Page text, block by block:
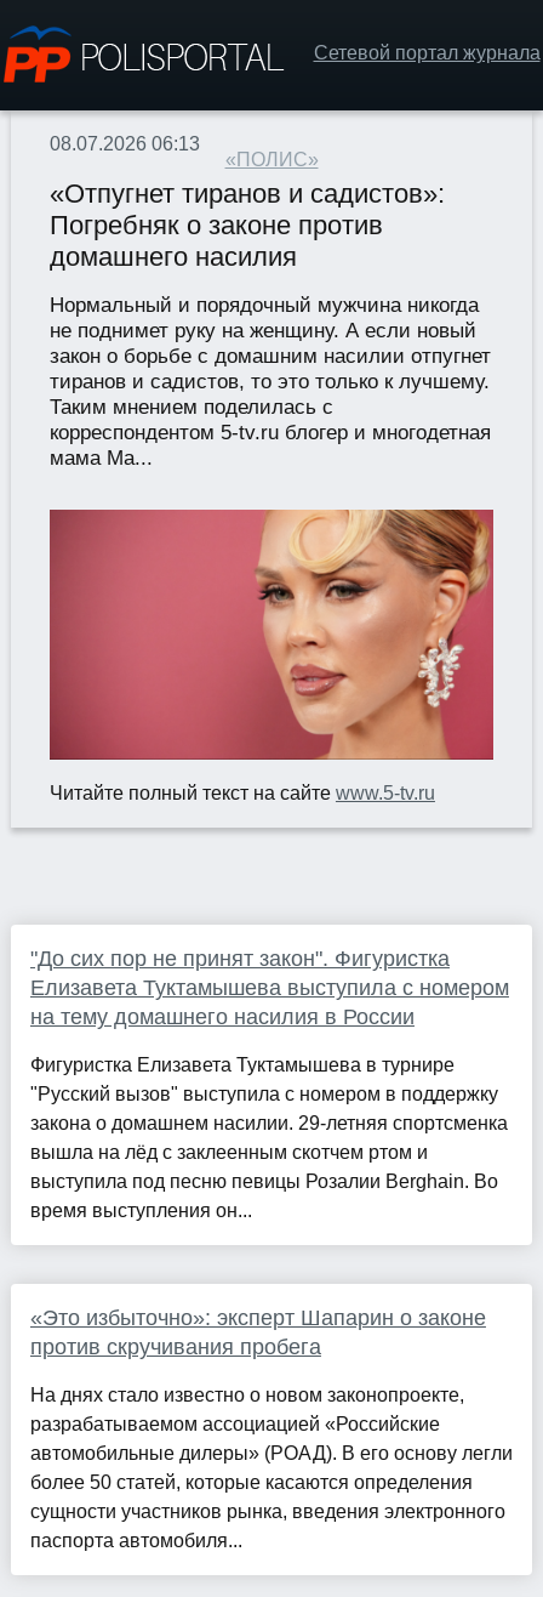
Сетевой портал журнала
«ПОЛИС»
08.07.2026 06:13
«Отпугнет тиранов и садистов»:
Погребняк о законе против
домашнего насилия
Нормальный и порядочный мужчина никогда
не поднимет руку на женщину. А если новый
закон о борьбе с домашним насилии отпугнет
тиранов и садистов, то это только к лучшему.
Таким мнением поделилась с
корреспондентом 5-tv.ru блогер и многодетная
мама Ма...
Читайте полный текст на сайте www.5-tv.ru
​​"До сих пор не принят закон". Фигуристка
Елизавета Туктамышева выступила с номером
на тему домашнего насилия в России
Фигуристка Елизавета Туктамышева в турнире
"Русский вызов" выступила с номером в поддержку
закона о домашнем насилии. 29-летняя спортсменка
вышла на лёд с заклеенным скотчем ртом и
выступила под песню певицы Розалии Berghain. Во
время выступления он...
«Это избыточно»: эксперт Шапарин о законе
против скручивания пробега
На днях стало известно о новом законопроекте,
разрабатываемом ассоциацией «Российские
автомобильные дилеры» (РОАД). В его основу легли
более 50 статей, которые касаются определения
сущности участников рынка, введения электронного
паспорта автомобиля...